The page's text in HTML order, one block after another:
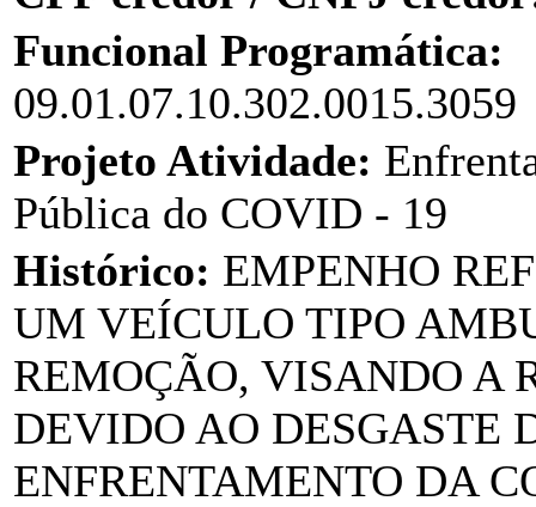
Funcional Programática:
09.01.07.10.302.0015.3059
Projeto Atividade:
Pública do COVID - 19
Histórico: EMPENHO
UM VEÍCULO TIPO
REMOÇÃO, VISANDO A
DEVIDO AO DESGASTE
ENFRENTAMENTO DA